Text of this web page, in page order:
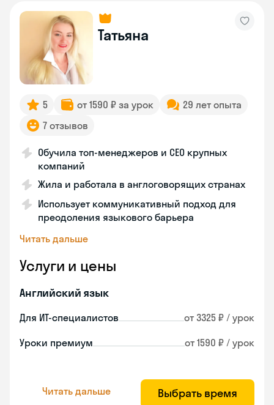
Татьяна
5 от 1590 ₽ за урок
29 лет опыта
7 отзывов
Обучила топ-менеджеров и CEO крупных
компаний
Жила и работала в англоговорящих странах
Использует коммуникативный подход для
преодоления языкового барьера
Читать дальше
Услуги и цены
Английский язык
Для ИТ-специалистов от 3325 ₽ / урок
Уроки премиум от 1590 ₽ / урок
Читать дальше Выбрать время